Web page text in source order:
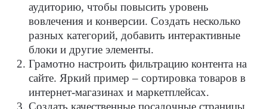
аудиторию, чтобы повысить уровень
вовлечения и конверсии. Создать несколько
разных категорий, добавить интерактивные
блоки и другие элементы.
Грамотно настроить фильтрацию контента на
сайте. Яркий пример – сортировка товаров в
интернет-магазинах и маркетплейсах.